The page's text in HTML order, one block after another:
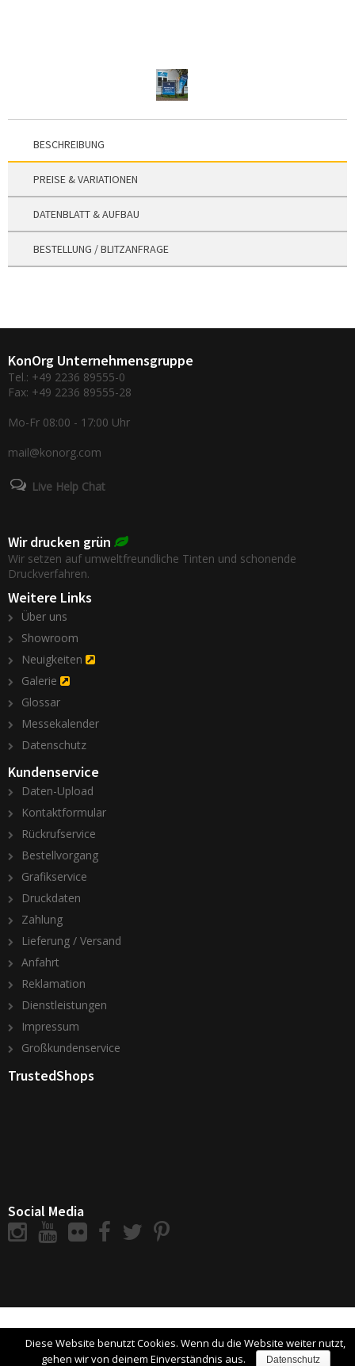
BESCHREIBUNG
PREISE & VARIATIONEN
DATENBLATT & AUFBAU
BESTELLUNG / BLITZANFRAGE
KonOrg Unternehmensgruppe
Tel.: +49 2236 89555-0
Fax: +49 2236 89555-28
Mo-Fr 08:00 - 17:00 Uhr
mail@konorg.com
Live Help Chat
Wir drucken grün
Wir setzen auf umweltfreundliche Tinten und schonende
Druckverfahren.
Weitere Links
Über uns
Showroom
Neuigkeiten
Galerie
Glossar
Messekalender
Datenschutz
Kundenservice
Daten-Upload
Kontaktformular
Rückrufservice
Bestellvorgang
Grafikservice
Druckdaten
Zahlung
Lieferung / Versand
Anfahrt
Reklamation
Dienstleistungen
Impressum
Großkundenservice
TrustedShops
Social Media
Diese Website benutzt Cookies. Wenn du die Website weiter nutzt,
gehen wir von deinem Einverständnis aus.
Datenschutz